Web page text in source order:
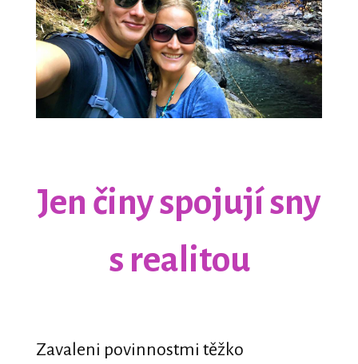
Jen činy spojují sny
s realitou
Zavaleni povinnostmi těžko